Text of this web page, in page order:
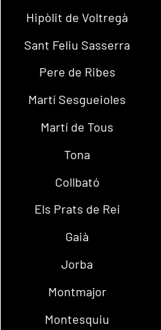
Hipòlit de Voltregà
Sant Feliu Sasserra
Pere de Ribes
Martí Sesgueioles
Martí de Tous
Tona
Collbató
Els Prats de Rei
Gaià
Jorba
Montmajor
Montesquiu